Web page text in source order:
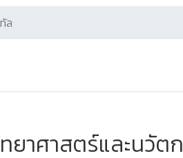
ล
ยาศาสตร์และนวัต